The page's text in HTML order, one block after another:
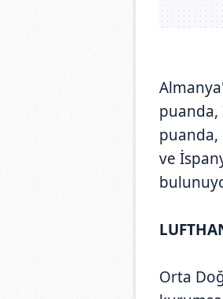
puanda,
puanda,
ve
Orta